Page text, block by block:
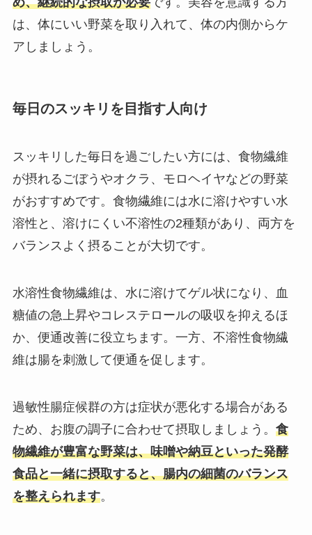
は、体にいい野菜を取り入れて、体の内側からケ
アしましょう。
毎日のスッキリを目指す人向け
スッキリした毎日を過ごしたい方には、食物繊維
が摂れるごぼうやオクラ、モロヘイヤなどの野菜
がおすすめです。食物繊維には水に溶けやすい水
溶性と、溶けにくい不溶性の2種類があり、両方を
バランスよく摂ることが大切です。
水溶性食物繊維は、水に溶けてゲル状になり、血
糖値の急上昇やコレステロールの吸収を抑えるほ
か、便通改善に役立ちます。一方、不溶性食物繊
維は腸を刺激して便通を促します。
過敏性腸症候群の方は症状が悪化する場合がある
ため、お腹の調子に合わせて摂取しましょう。 食
物繊維が豊富な野菜は、味噌や納豆といった発酵
食品と一緒に摂取すると、腸内の細菌のバランス
を整えられます。